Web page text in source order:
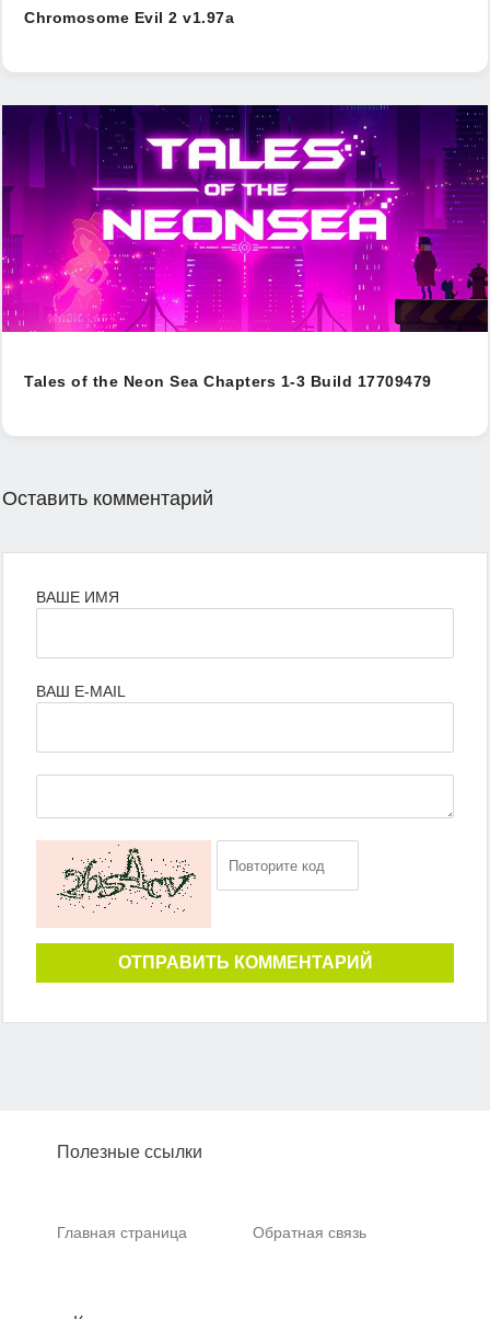
Chromosome Evil 2 v1.97a
Tales of the Neon Sea Chapters 1-3 Build 17709479
Оставить комментарий
ВАШЕ ИМЯ
ВАШ E-MAIL
ОТПРАВИТЬ КОММЕНТАРИЙ
Полезные ссылки
Главная страница Обратная связь